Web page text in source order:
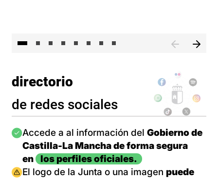
directorio
de redes sociales
Imagen
Accede a al información del Gobierno de
Castilla-La Mancha de forma segura
en
los perfiles oficiales.
Imagen
El logo de la Junta o una imagen puede